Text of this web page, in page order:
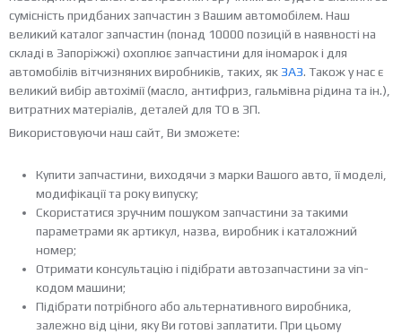
сумісність придбаних запчастин з Вашим автомобілем. Наш
великий каталог запчастин (понад 10000 позицій в наявності на
складі в Запоріжжі) охоплює запчастини для іномарок і для
автомобілів вітчизняних виробників, таких, якЗАЗ. Також у нас є
великий вибір автохімії (масло, антифриз, гальмівна рідина та ін.),
витратних матеріалів, деталей для ТО в ЗП.
Використовуючи наш сайт, Ви зможете:
Купити запчастини, виходячи з марки Вашого авто, її моделі,
модифікації та року випуску;
Скористатися зручним пошуком запчастини за такими
параметрами як артикул, назва, виробник і каталожний
номер;
Отримати консультацію і підібрати автозапчастини за vin-
кодом машини;
Підібрати потрібного або альтернативного виробника,
залежно від ціни, яку Ви готові заплатити. При цьому